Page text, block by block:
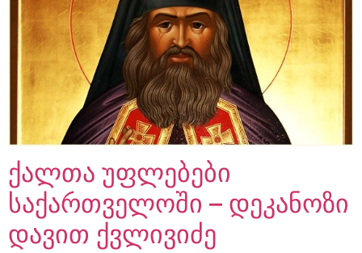
ქალთა უფლებები
საქართველოში – დეკანოზი
დავით ქვლივიძე